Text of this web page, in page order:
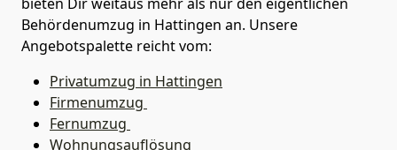
Behördenumzug in Hattingen an. Unsere
Angebotspalette reicht vom:
Privatumzug in Hattingen
Firmenumzug
Fernumzug
Wohnungsauflösung